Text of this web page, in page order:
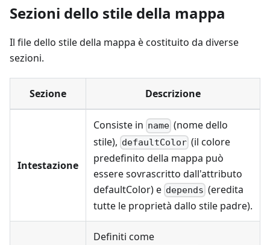
Sezioni dello stile della mappa
Il file dello stile della mappa è costituito da diverse
sezioni.
Sezione Descrizione
Intestazione
Consiste in name (nome dello
stile), defaultColor (il colore
predefinito della mappa può
essere sovrascritto dall'attributo
defaultColor) e depends (eredita
tutte le proprietà dallo stile padre).
Definiti come